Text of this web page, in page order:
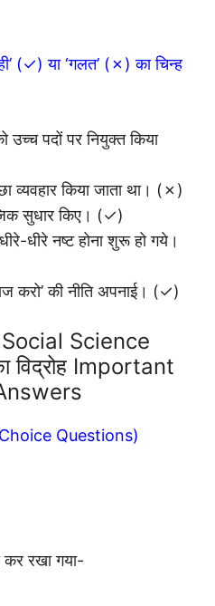
(✓) या ‘गलत’ (✗) का चिन्ह
उच्च पदों पर नियुक्त किया
व्यवहार किया जाता था। (✗)
सुधार किए। (✓)
धीरे नष्ट होना शुरू हो गये।
करो’ की नीति अपनाई। (✓)
Science
विद्रोह Important
Choice Questions)
कर रखा गया-